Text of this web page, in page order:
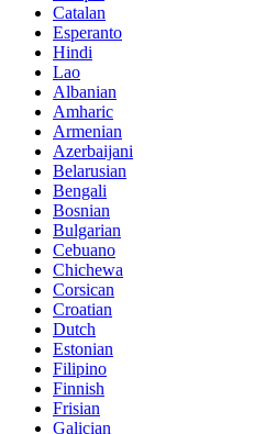
Catalan
Esperanto
Hindi
Lao
Albanian
Amharic
Armenian
Azerbaijani
Belarusian
Bengali
Bosnian
Bulgarian
Cebuano
Chichewa
Corsican
Croatian
Dutch
Estonian
Filipino
Finnish
Frisian
Galician